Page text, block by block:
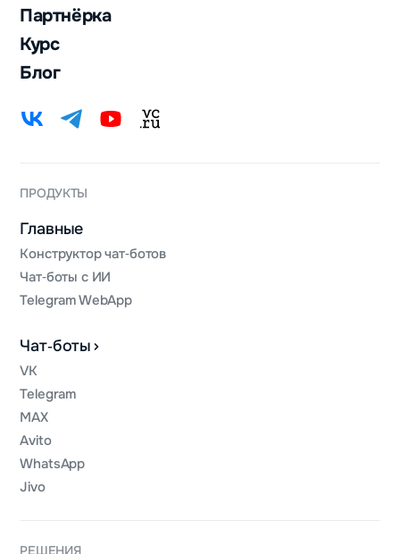
Партнёрка
Курс
Блог
ПРОДУКТЫ
Главные
Конструктор чат‑ботов
Чат‑боты с ИИ
Telegram WebApp
Чат‑боты
VK
Telegram
MAX
Avito
WhatsApp
Jivo
РЕШЕНИЯ